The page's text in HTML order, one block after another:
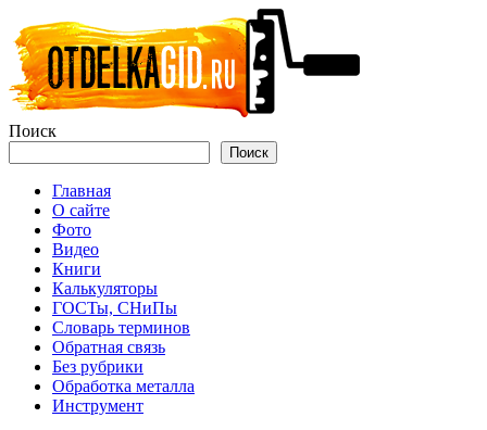
Перейти
к
содержимому
Поиск
Поиск
Главная
О сайте
Фото
Видео
Книги
Калькуляторы
ГОСТы, СНиПы
Словарь терминов
Обратная связь
Без рубрики
Обработка металла
Инструмент